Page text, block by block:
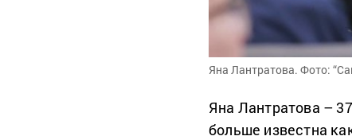
Яна Лантратова. Фото:
Яна Лантратова –
больше известна